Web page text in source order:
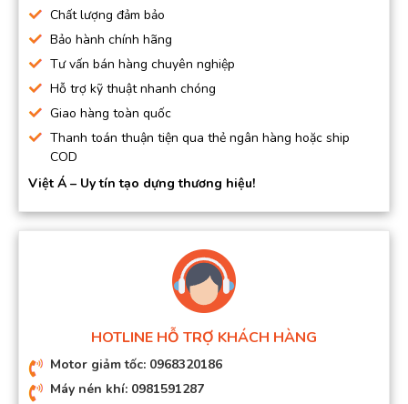
Chất lượng đảm bảo
Bảo hành chính hãng
Tư vấn bán hàng chuyên nghiệp
Hỗ trợ kỹ thuật nhanh chóng
Giao hàng toàn quốc
Thanh toán thuận tiện qua thẻ ngân hàng hoặc ship
COD
Việt Á – Uy tín tạo dựng thương hiệu!
HOTLINE HỖ TRỢ KHÁCH HÀNG
Motor giảm tốc: 0968320186
Máy nén khí: 0981591287